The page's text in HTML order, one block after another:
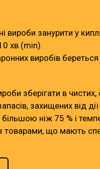
вироби занурити у
хв.(min).
виробів
зберігати в
захищених від
більшою ніж 75 % і
товарами, що мають